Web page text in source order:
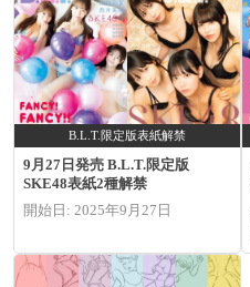
B.L.T.限定版表紙解禁
9月27日発売 B.L.T.限定版
SKE48表紙2種解禁
開始日: 2025年9月27日